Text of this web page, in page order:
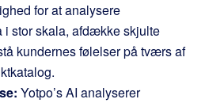
for at analysere
i stor skala, afdække skjulte
kundernes følelser på tværs af
Yotpo’s AI analyserer